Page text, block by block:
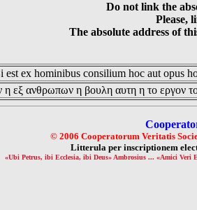
Do not link the
Please,
The absolute address of
est ex hominibus consilium hoc aut opus
η εξ ανθρωπων η βουλη αυτη η το εργον
© 2006 Cooperatorum Veritatis
Litterula per inscriptionem
«Ubi Petrus, ibi Ecclesia, ibi Deus» Ambrosius ... «Amici Veri